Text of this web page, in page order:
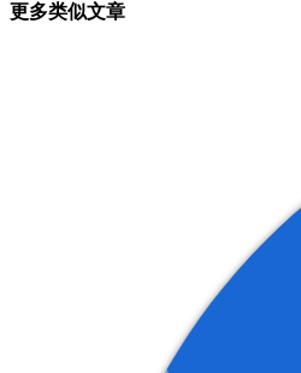
导
更多类似文章